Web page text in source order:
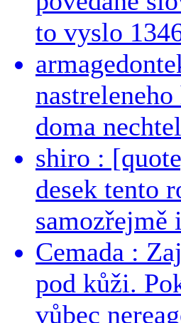
to vyslo
doma
shiro :
desek tento
samozřejmě
Cemada :
pod kůži.
vůbec